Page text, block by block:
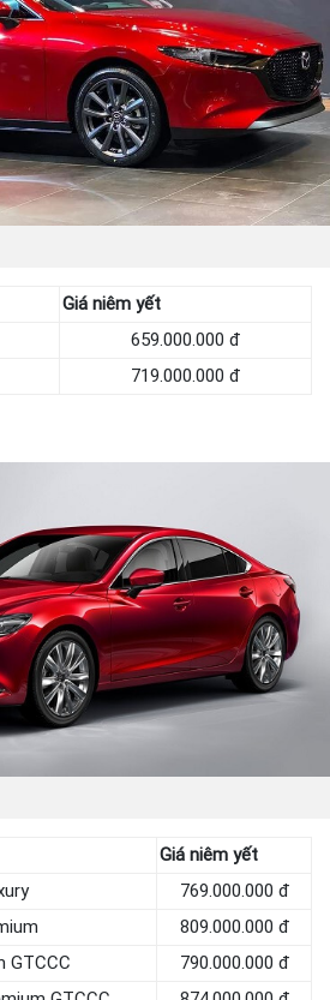
Giá niêm yết
659.000.000 đ
719.000.000 đ
Giá niêm yết
769.000.000 đ
809.000.000 đ
GTCCC
790.000.000 đ